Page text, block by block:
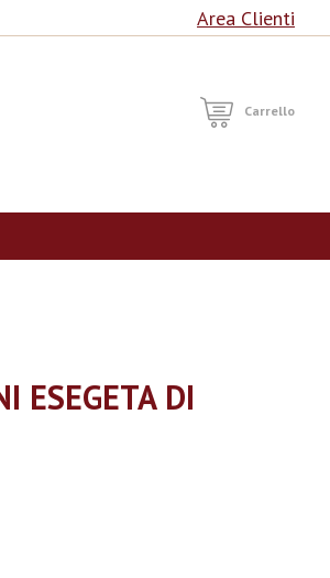
Area Clienti
Carrello
ESEGETA DI